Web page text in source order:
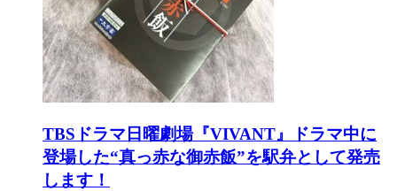
TBSドラマ日曜劇場『VIVANT』ドラマ中に
登場した“真っ赤な御赤飯”を駅弁として発売
します！